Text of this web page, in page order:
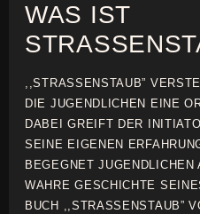
WAS IST
,,STRASSENSTAUB”
DIE JUGENDLICHEN EINE
DABEI GREIFT DER
SEINE EIGENEN
BEGEGNET JUGENDLICHEN
WAHRE GESCHICHTE
BUCH ,,STRASSENSTAUB”